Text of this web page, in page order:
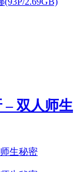
– 双人师生